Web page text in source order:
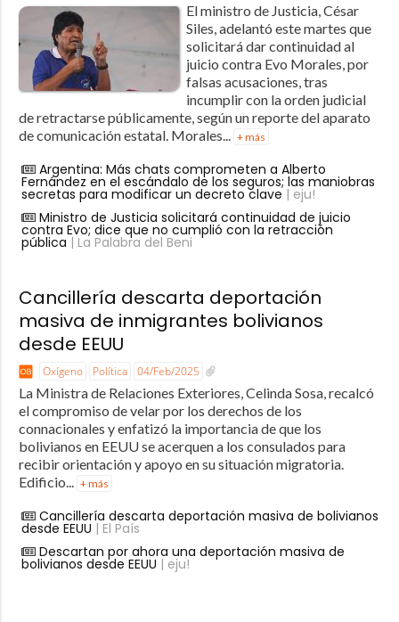
El ministro de Justicia, César
Siles, adelantó este martes que
solicitará dar continuidad al
juicio contra Evo Morales, por
falsas acusaciones, tras
incumplir con la orden judicial
de retractarse públicamente, según un reporte del aparato
de comunicación estatal. Morales... + más
Argentina: Más chats comprometen a Alberto
Fernández en el escándalo de los seguros; las maniobras
secretas para modificar un decreto clave| eju!
Ministro de Justicia solicitará continuidad de juicio
contra Evo; dice que no cumplió con la retracción
pública | La Palabra del Beni
Cancillería descarta deportación
masiva de inmigrantes bolivianos
desde EEUU
Oxígeno Política 04/Feb/2025
La Ministra de Relaciones Exteriores, Celinda Sosa, recalcó
el compromiso de velar por los derechos de los
connacionales y enfatizó la importancia de que los
bolivianos en EEUU se acerquen a los consulados para
recibir orientación y apoyo en su situación migratoria.
Edificio...
+ más
Cancillería descarta deportación masiva de bolivianos
desde EEUU | El País
Descartan por ahora una deportación masiva de
bolivianos desde EEUU | eju!